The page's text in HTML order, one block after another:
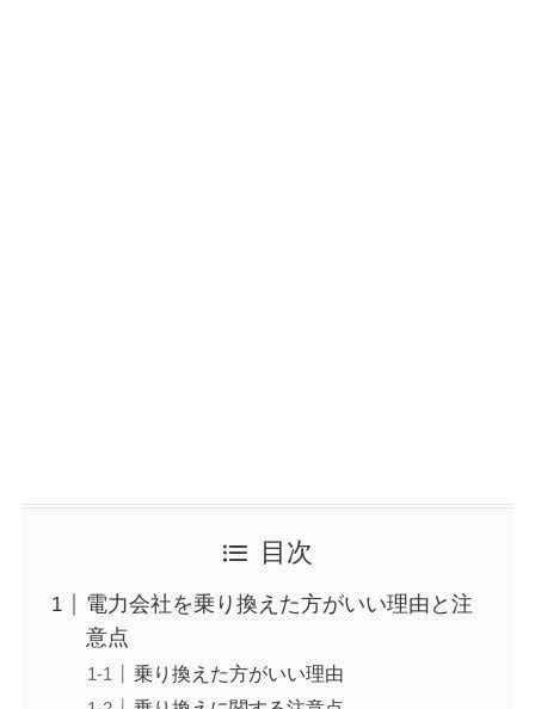
目次
電力会社を乗り換えた方がいい理由と注
意点
乗り換えた方がいい理由